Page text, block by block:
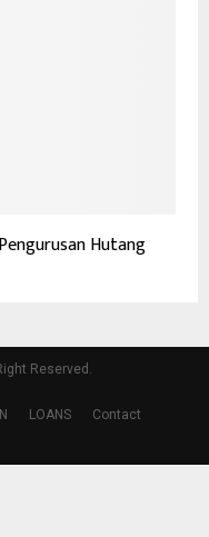
Hutang
Reserved.
LOANS
Contact